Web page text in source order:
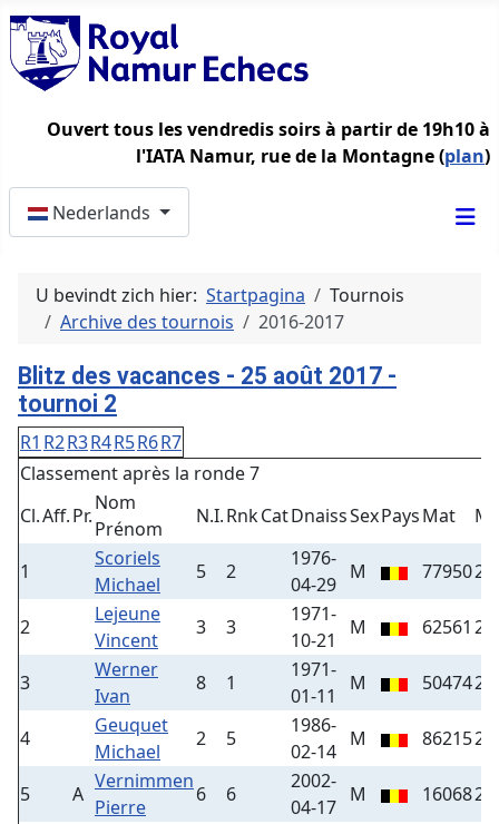
Ouvert tous les vendredis soirs à partir de 19h10 à
l'IATA Namur, rue de la Montagne (plan)
Nederlands
U bevindt zich hier: Startpagina
Tournois
Archive des tournois
2016-2017
Blitz des vacances - 25 août 2017 -
tournoi 2
R1 R2R3R4R5R6R7
Classement après la ronde 7
Cl.Aff.Pr.
Nom
Prénom
N.I.RnkCatDnaissSexPaysMat
1
Scoriels
Michael
5 2
1976-
04-29
M 77950
2
Lejeune
Vincent
3 3
1971-
10-21
M 62561
3
Werner
Ivan
8 1
1971-
01-11
M 50474
4
Geuquet
Michael
2 5
1986-
02-14
M 86215
5 A
Vernimmen
Pierre
6 6
2002-
04-17
M 16068